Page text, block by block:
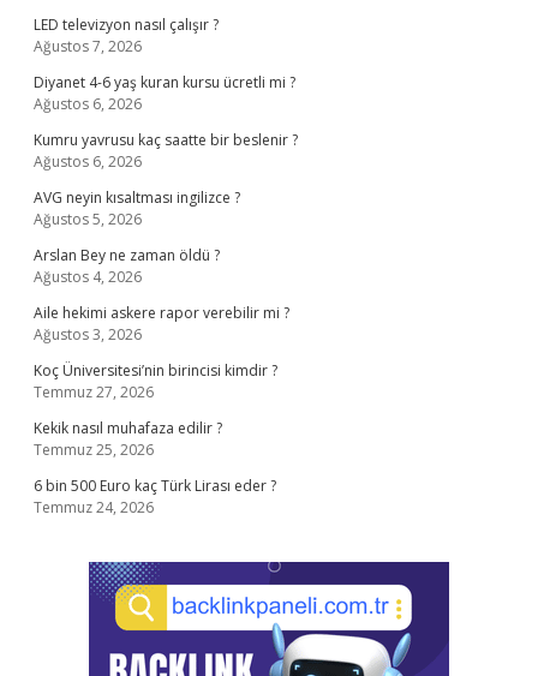
LED televizyon nasıl çalışır ?
Ağustos 7, 2026
Diyanet 4-6 yaş kuran kursu ücretli mi ?
Ağustos 6, 2026
Kumru yavrusu kaç saatte bir beslenir ?
Ağustos 6, 2026
AVG neyin kısaltması ingilizce ?
Ağustos 5, 2026
Arslan Bey ne zaman öldü ?
Ağustos 4, 2026
Aile hekimi askere rapor verebilir mi ?
Ağustos 3, 2026
Koç Üniversitesi’nin birincisi kimdir ?
Temmuz 27, 2026
Kekik nasıl muhafaza edilir ?
Temmuz 25, 2026
6 bin 500 Euro kaç Türk Lirası eder ?
Temmuz 24, 2026